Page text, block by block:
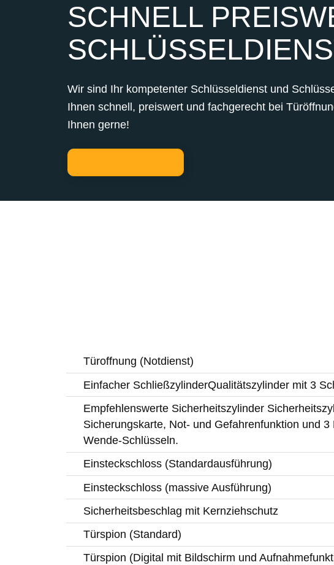
SCHNELL
Wir sind Ihr kompetenter Schlüsseldienst und
Ihnen schnell, preiswert und fachgerecht bei
Ihnen gerne!
Türoffnung (Notdienst)
Einfacher SchließzylinderQualitätszylinder mit 3
Empfehlenswerte Sicherheitszylinder
Sicherungskarte, Not- und Gefahrenfunktion und 3
Wende-Schlüsseln.
Einsteckschloss (Standardausführung)
Einsteckschloss (massive Ausführung)
Sicherheitsbeschlag mit Kernziehschutz
Türspion (Standard)
Türspion (Digital mit Bildschirm und